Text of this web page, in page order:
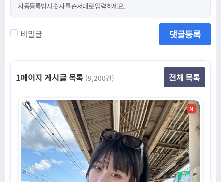
자동등록방지 숫자를 순서대로 입력하세요.
비밀글 댓글등록
1페이지 게시글 목록 (9,200건) 전체 목록
N